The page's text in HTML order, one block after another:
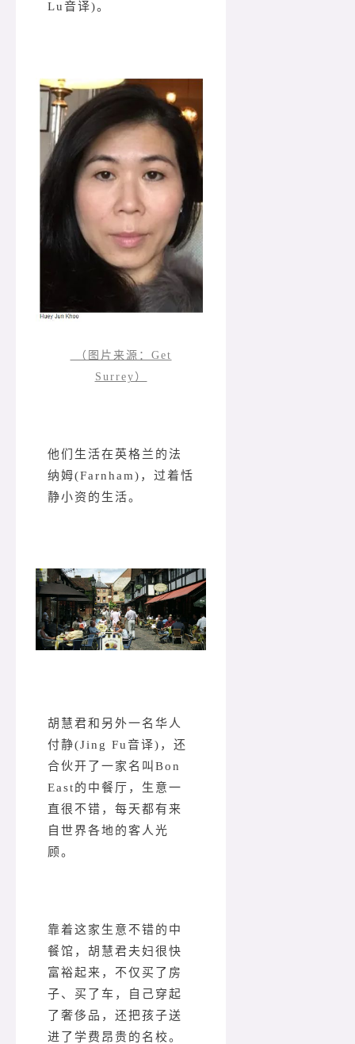
Lu音译)。
（图片来源：Get
Surrey）
他们生活在英格兰的法
纳姆(Farnham)，过着恬
静小资的生活。
胡慧君和另外一名华人
付静(Jing Fu音译)，还
合伙开了一家名叫Bon
East的中餐厅，生意一
直很不错，每天都有来
自世界各地的客人光
顾。
靠着这家生意不错的中
餐馆，胡慧君夫妇很快
富裕起来，不仅买了房
子、买了车，自己穿起
了奢侈品，还把孩子送
进了学费昂贵的名校。